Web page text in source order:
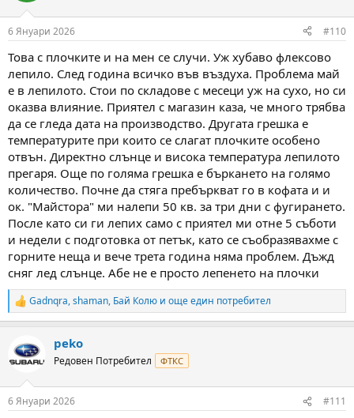
s
6 Януари 2026 #110
Това с плочките и на мен се случи. Уж хубаво флексово
лепило. След година всичко във въздуха. Проблема май
е в лепилото. Стои по складове с месеци уж на сухо, но си
оказва влияние. Приятел с магазин каза, че много трябва
да се гледа дата на производство. Другата грешка е
температурите при които се слагат плочките особено
отвън. Директно слънце и висока температура лепилото
прегаря. Още по голяма грешка е бъркането на голямо
количество. Почне да стяга пребъркват го в кофата и и
ок. "Майстора" ми налепи 50 кв. за три дни с фугирането.
После като си ги лепих само с приятел ми отне 5 съботи
и недели с подготовка от петък, като се съобразявахме с
горните неща и вече трета година няма проблем. Дъжд
сняг лед слънце. Абе не е просто лепенето на плочки
R
e
c
t
i
s
Gadnqra,shaman, Бай Колю и още един потребител
peko
Редовен Потребител ФТКС
6 Януари 2026 #111